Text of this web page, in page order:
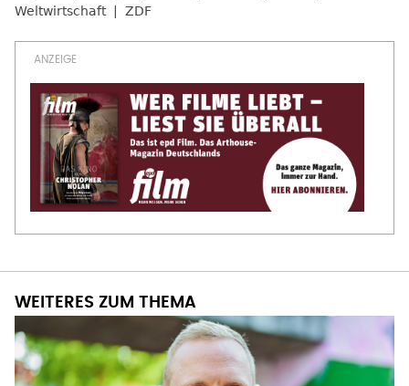
Weltwirtschaft
ZDF
WEITERES ZUM THEMA